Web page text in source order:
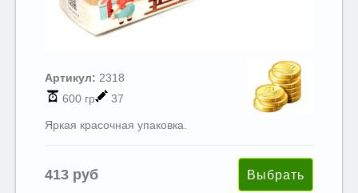
Артикул: 2318
600 гр
37
Яркая красочная упаковка.
413 руб